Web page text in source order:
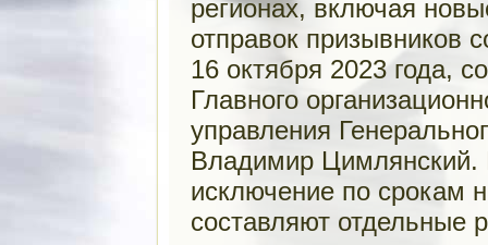
регионах, включая
отправок призывников
16 октября 2023 года,
Главного
управления
Владимир Цимлянский.
исключение по срокам
составляют отдельные